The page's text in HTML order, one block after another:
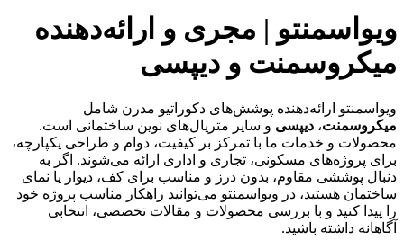
ویواسمنتو | مجری و ارائه‌دهنده
میکروسمنت و دیپسی
ویواسمنتو ارائه‌دهنده پوشش‌های دکوراتیو مدرن شامل
میکروسمنت، دیپسی و سایر متریال‌های نوین ساختمانی است.
محصولات و خدمات ما با تمرکز بر کیفیت، دوام و طراحی یکپارچه،
برای پروژه‌های مسکونی، تجاری و اداری ارائه می‌شوند. اگر به
دنبال پوششی مقاوم، بدون درز و مناسب برای کف، دیوار یا نمای
ساختمان هستید، در ویواسمنتو می‌توانید راهکار مناسب پروژه خود
را پیدا کنید و با بررسی محصولات و مقالات تخصصی، انتخابی
آگاهانه داشته باشید.